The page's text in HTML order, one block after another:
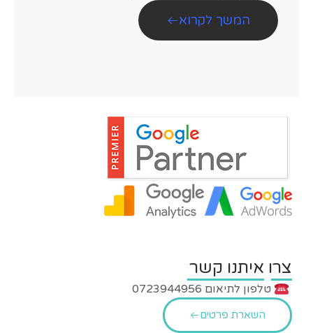
המשך לקרוא
צרו איתנו קשר
טלפון לתיאום 0723944956
השארת פרטים